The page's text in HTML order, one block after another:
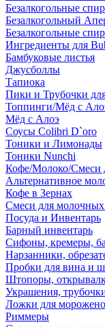
Безалкогольные
Безалкогольный
Безалкогольные
Ингредиенты для
Бамбуковые листья
Джусболлы
Тапиока
Пики и Трубочки
Топпинги/Мёд с
Мёд с Алоэ
Соусы Colibri D`oro
Тоники и Лимонады
Тоники Nunchi
Кофе/Молоко/Смеси
Альтернативное
Кофе в Зернах
Смеси для молочных
Посуда и Инвентарь
Барный инвентарь
Сифоны, кремеры,
Нарзанники,
Пробки для вина и
Штопоры,
Украшения,
Ложки для
Риммеры